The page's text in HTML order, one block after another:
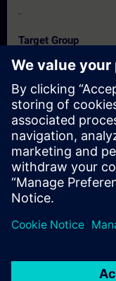
-
Target Group
Engenheiros, técnicos
Dates And
Currently, no events
Add yourself to the
when new dates
Activate